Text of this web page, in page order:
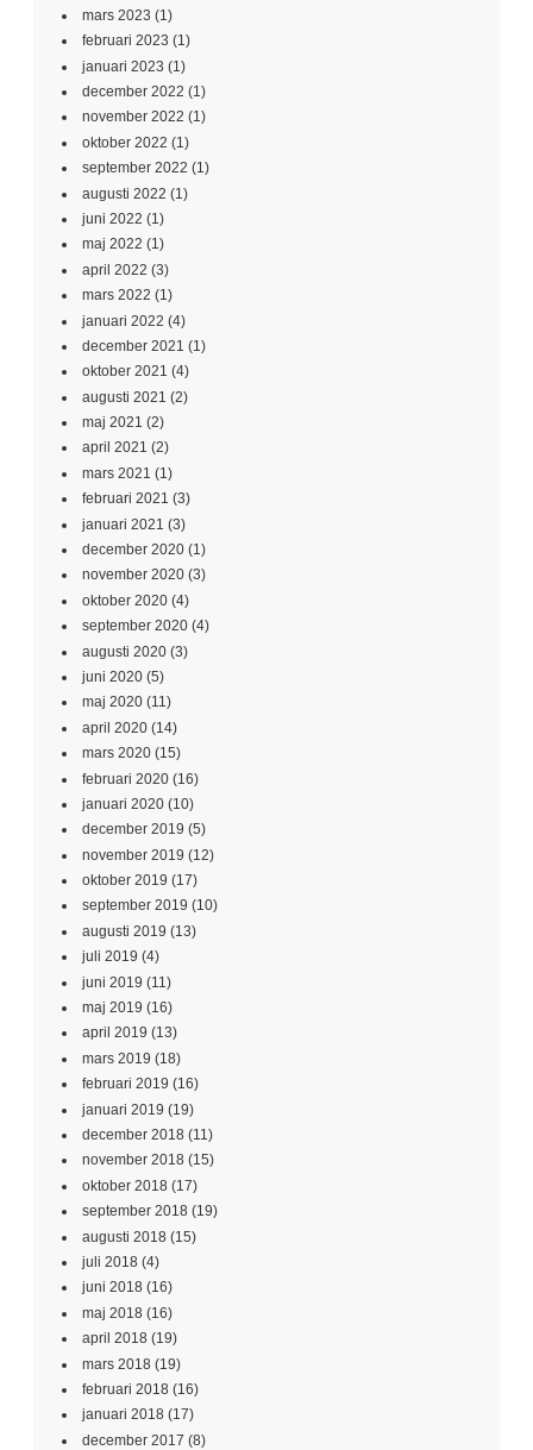
mars 2023 (1)
februari 2023 (1)
januari 2023 (1)
december 2022 (1)
november 2022 (1)
oktober 2022 (1)
september 2022 (1)
augusti 2022 (1)
juni 2022 (1)
maj 2022 (1)
april 2022 (3)
mars 2022 (1)
januari 2022 (4)
december 2021 (1)
oktober 2021 (4)
augusti 2021 (2)
maj 2021 (2)
april 2021 (2)
mars 2021 (1)
februari 2021 (3)
januari 2021 (3)
december 2020 (1)
november 2020 (3)
oktober 2020 (4)
september 2020 (4)
augusti 2020 (3)
juni 2020 (5)
maj 2020 (11)
april 2020 (14)
mars 2020 (15)
februari 2020 (16)
januari 2020 (10)
december 2019 (5)
november 2019 (12)
oktober 2019 (17)
september 2019 (10)
augusti 2019 (13)
juli 2019 (4)
juni 2019 (11)
maj 2019 (16)
april 2019 (13)
mars 2019 (18)
februari 2019 (16)
januari 2019 (19)
december 2018 (11)
november 2018 (15)
oktober 2018 (17)
september 2018 (19)
augusti 2018 (15)
juli 2018 (4)
juni 2018 (16)
maj 2018 (16)
april 2018 (19)
mars 2018 (19)
februari 2018 (16)
januari 2018 (17)
december 2017 (8)